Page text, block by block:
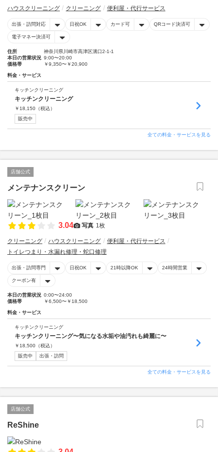
ハウスクリーニング クリーニング 便利屋・代行サービス
出張・訪問対応 日祝OK カード可 QRコード決済可
電子マネー決済可
住所
神奈川県川崎市高津区溝口2-1-1
本日の営業状況 9:00〜20:00
価格帯
￥9,350〜￥20,900
料金・サービス
キッチンクリーニング
キッチンクリーニング
￥ 18,150 （税込）
販売中
全ての料金・サービスを見る
店舗公式
メンテナンスクリーン
3.04 写真 1枚
クリーニング ハウスクリーニング
便利屋・代行サービス
トイレつまり・水漏れ修理・蛇口修理
出張・訪問専門 日祝OK 21時以降OK 24時間営業
クーポン有
本日の営業状況 0:00〜24:00
価格帯
￥6,500〜￥18,500
料金・サービス
キッチンクリーニング
キッチンクリーニング〜気になる水垢や油汚れも綺麗に〜
￥ 18,500 （税込）
販売中
出張・訪問
全ての料金・サービスを見る
店舗公式
ReShine